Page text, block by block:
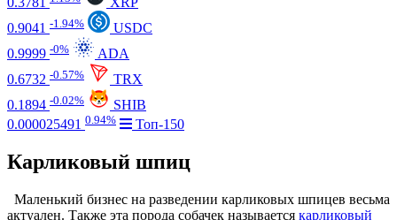
0.9041 -1.94%
USDC
0.9999 -0%
ADA
0.6732 -0.57%
TRX
0.1894 -0.02%
SHIB
0.000025491 0.94% Топ-150
Карликовый шпиц
Маленький бизнес на разведении карликовых шпицев весьма
актуален. Также эта порода собачек называется карликовый